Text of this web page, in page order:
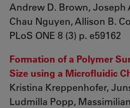
Andrew D. Brown, Joseph
Chau Nguyen, Allison B.
PLoS ONE 8 (3) p. e59162
Formation of a Polymer
Size using a Microfluidic
Kristina Kreppenhofer,
Ludmilla Popp,